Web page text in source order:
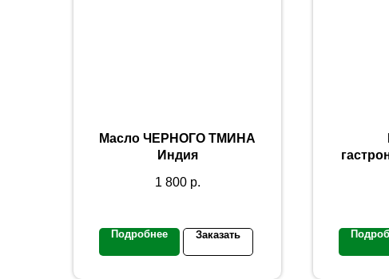
Масло ЧЕРНОГО ТМИНА
Индия
1 800 р.
Подробнее Заказать